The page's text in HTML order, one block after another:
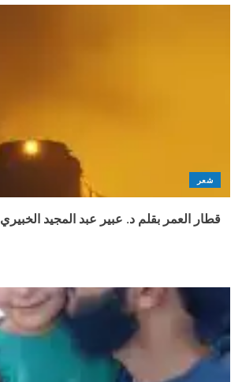
شعر
قطار العمر بقلم د. عبير عبد المجيد الخبيري